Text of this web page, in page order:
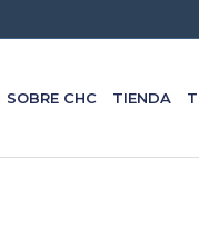
SOBRE CHC TIENDA